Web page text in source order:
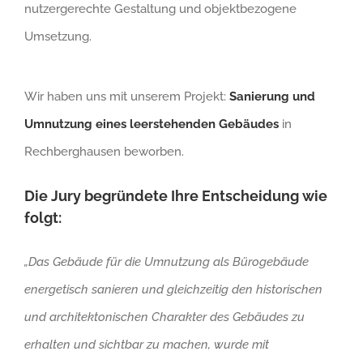
nutzergerechte Gestaltung und objektbezogene
Umsetzung.
Wir haben uns mit unserem Projekt: Sanierung und
Umnutzung eines leerstehenden Gebäudesin
Rechberghausen beworben.
Die Jury begründete Ihre Entscheidung wie
folgt:
„Das Gebäude für die Umnutzung als Bürogebäude
energetisch sanieren und gleichzeitig den historischen
und architektonischen Charakter des Gebäudes zu
erhalten und sichtbar zu machen, wurde mit